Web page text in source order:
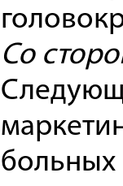
Со
больных